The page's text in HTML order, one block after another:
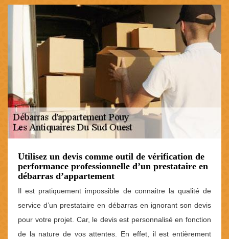
Utilisez un devis comme outil de vérification de
performance professionnelle d’un prestataire en
débarras d’appartement
Il est pratiquement impossible de connaitre la qualité de
service d’un prestataire en débarras en ignorant son devis
pour votre projet. Car, le devis est personnalisé en fonction
de la nature de vos attentes. En effet, il est entièrement